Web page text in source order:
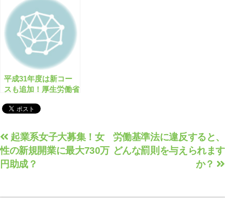
成金はどうなる？
平成31年度は新コー
スも追加！厚生労働省
金とは？
投
稿
ナ
労働基準法に違反すると、
どんな罰則を与えられます
か？
起業系女子大募集！女
性の新規開業に最大730万
円助成？